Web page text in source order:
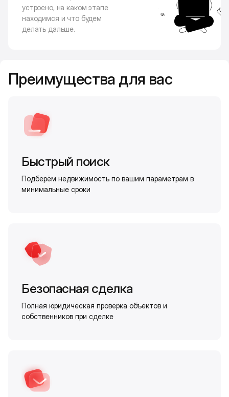
устроено, на каком этапе
находимся и что будем
делать дальше.
Преимущества для вас
Быстрый поиск
Подберём недвижимость по вашим параметрам в
минимальные сроки
Безопасная сделка
Полная юридическая проверка объектов и
собственников при сделке